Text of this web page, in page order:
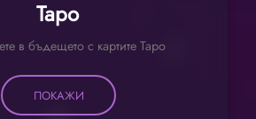
Таро
в бъдещето с картите Таро
ПОКАЖИ